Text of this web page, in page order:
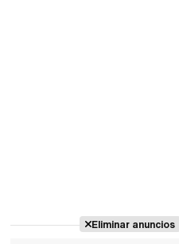
Eliminar anuncios